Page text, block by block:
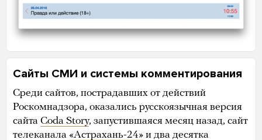
Сайты СМИ и системы комментирования
Среди сайтов, пострадавших от действий
Роскомнадзора, оказались русскоязычная версия
сайта Coda Story, запустившаяся месяц назад, сайт
телеканала «Астрахань-24» и два десятка